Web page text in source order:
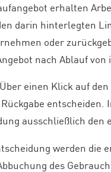
erhalten
darin hinterlegten
oder
nach Ablauf
Über einen Klick auf den
ausschließlich den
werden die
des